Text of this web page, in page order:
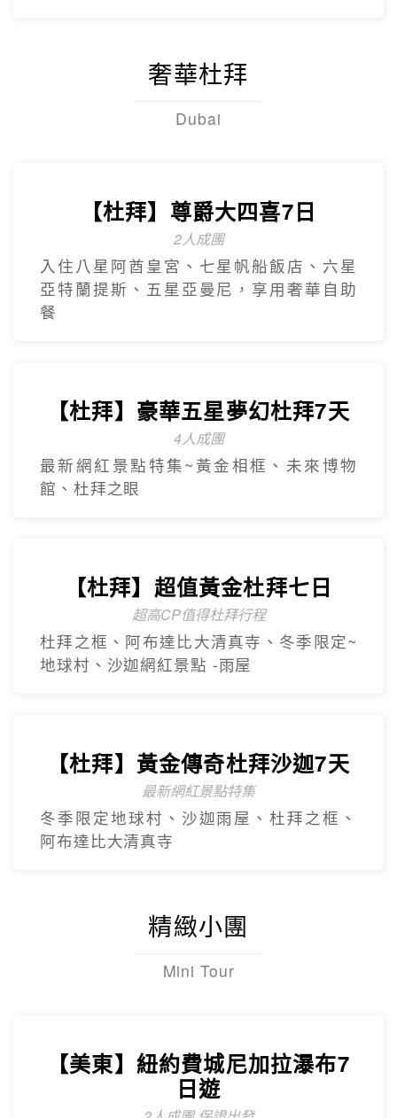
奢華杜拜
Dubai
【杜拜】尊爵大四喜7日
2人成團
入住八星阿酋皇宮、七星帆船飯店、六星
亞特蘭提斯、五星亞曼尼，享用奢華自助
餐
【杜拜】豪華五星夢幻杜拜7天
4人成團
最新網紅景點特集~黃金相框、未來博物
館、杜拜之眼
【杜拜】超值黃金杜拜七日
超高CP值得杜拜行程
杜拜之框、阿布達比大清真寺、冬季限定~
地球村、沙迦網紅景點 -⾬屋
【杜拜】黃金傳奇杜拜沙迦7天
最新網紅景點特集
冬季限定地球村、沙迦⾬屋、杜拜之框、
阿布達比大清真寺
精緻小團
Mini Tour
【美東】紐約費城尼加拉瀑布7
日遊